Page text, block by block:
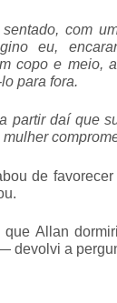
com
eu,
copo e meio,
para fora.
partir daí que
de
Allan
devolvi a